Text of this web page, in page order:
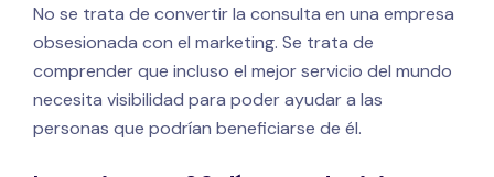
No se trata de convertir la consulta en una empresa
obsesionada con el marketing. Se trata de
comprender que incluso el mejor servicio del mundo
necesita visibilidad para poder ayudar a las
personas que podrían beneficiarse de él.